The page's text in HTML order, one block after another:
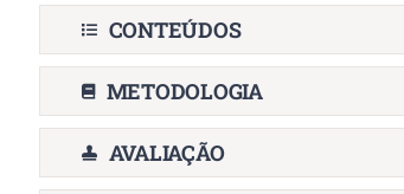
CONTEÚDOS
METODOLOGIA
AVALIAÇÃO